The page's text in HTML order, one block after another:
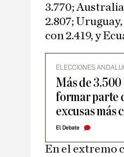
3.770;
2.807;
con 2.419, y
ELECCIONES
Más de
formar parte
excusas más
El Debate
En el extremo